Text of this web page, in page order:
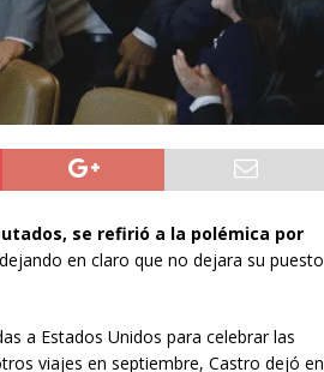
el presidente Kast
DEPORTES
se refirió a la polémica por
dejando en claro que no dejara su puesto
a Estados Unidos para celebrar las
viajes en septiembre, Castro dejó en